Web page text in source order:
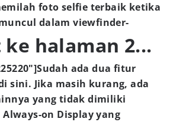
foto selfie terbaik ketika
dalam viewfinder-
halaman 2...
ada dua fitur
sini. Jika masih kurang, ada
yang tidak dimiliki
on Display yang